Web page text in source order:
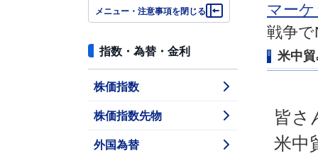
メニュー・注意事項を閉じる
指数・為替・金利
株価指数
株価指数先物
外国為替
マー
戦争
米中
皆さ
米中